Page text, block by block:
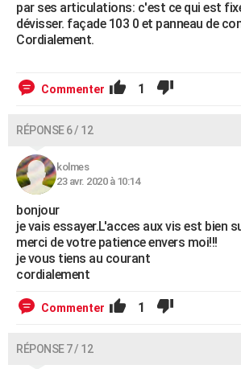
par ses articulations: c'est ce qui est
dévisser. façade 103 0 et panneau de
Cordialement.
Commenter 1
RÉPONSE 6 / 12
kolmes
23 avr. 2020 à 10:14
bonjour
je vais essayer.L'acces aux vis est bien
merci de votre patience envers moi!!!
je vous tiens au courant
cordialement
Commenter 1
RÉPONSE 7 / 12